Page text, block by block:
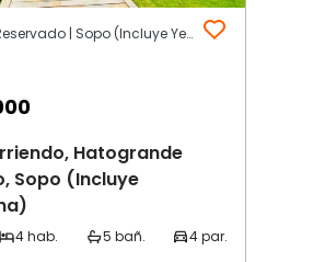
Hatogrande Reservado | Sopo (Incluye Yerbabuena)
Hatogrande
Sopo (Incluye